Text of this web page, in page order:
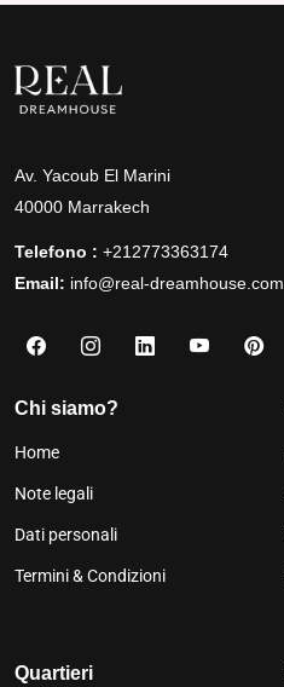
Av. Yacoub El Marini
40000 Marrakech
Telefono : +212773363174
Email: info@real-dreamhouse.com
Chi siamo?
Home
Note legali
Dati personali
Termini & Condizioni
Quartieri